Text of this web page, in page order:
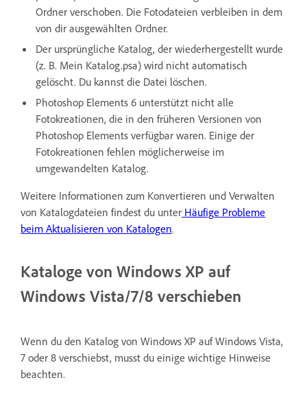
Ordner verschoben. Die Fotodateien verbleiben in dem
von dir ausgewählten Ordner.
Der ursprüngliche Katalog, der wiederhergestellt wurde
(z. B. Mein Katalog.psa) wird nicht automatisch
gelöscht. Du kannst die Datei löschen.
Photoshop Elements 6 unterstützt nicht alle
Fotokreationen, die in den früheren Versionen von
Photoshop Elements verfügbar waren. Einige der
Fotokreationen fehlen möglicherweise im
umgewandelten Katalog.
Weitere Informationen zum Konvertieren und Verwalten
von Katalogdateien findest du unter Häufige Probleme
beim Aktualisieren von Katalogen.
Kataloge von Windows XP auf
Windows Vista/7/8 verschieben
Wenn du den Katalog von Windows XP auf Windows Vista,
7 oder 8 verschiebst, musst du einige wichtige Hinweise
beachten.